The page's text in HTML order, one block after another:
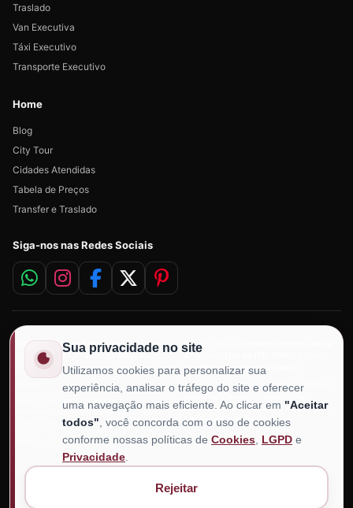
Traslado
Van Executiva
Táxi Executivo
Transporte Executivo
Home
Blog
City Tour
Cidades Atendidas
Tabela de Preços
Transfer e Traslado
Siga-nos nas Redes Sociais
CHM Transportes Executivos • Desde
2006 • Mais de 20 anos de experiência
Atendimento para clientes do Brasil e do
Transportation • Private Driver • From
VCP • From GRU
Safety • Comfort • Punctuality
Canais oficiais:
WhatsApp
chm@chmtransportes.com.br
Aviso de segurança: confirme sempre o
atendimento apenas pelos canais
oficiais. A CHM não realiza abordagens
comerciais por redes sociais.
© 2006 –
Sua privacidade no site
Utilizamos cookies para personalizar sua
experiência, analisar o tráfego do site e oferecer
uma navegação mais eficiente. Ao clicar em "Aceitar
todos" , você concorda com o uso de cookies
conforme nossas políticas de Cookies LGPD e
Privacidade
Rejeitar